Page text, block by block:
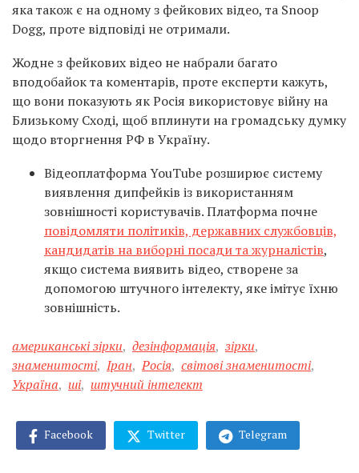
яка також є на одному з фейкових відео, та Snoop
Dogg, проте відповіді не отримали.
Жодне з фейкових відео не набрали багато
вподобайок та коментарів, проте експерти кажуть,
що вони показують як Росія використовує війну на
Близькому Сході, щоб вплинути на громадську думку
щодо вторгнення РФ в Україну.
Відеоплатформа YouTube розширює систему
виявлення дипфейків із використанням
зовнішності користувачів. Платформа почне
повідомляти політиків, державних службовців,
кандидатів на виборні посади та журналістів,
якщо система виявить відео, створене за
допомогою штучного інтелекту, яке імітує їхню
зовнішність.
американські зірки, дезінформація, зірки,
знаменитості, Іран, Росія, світові знаменитості,
Україна, ші, штучний інтелект
Facebook Twitter Telegram